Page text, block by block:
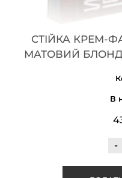
СТІЙКА КРЕМ-
МАТОВИЙ БЛОНД/
В
-